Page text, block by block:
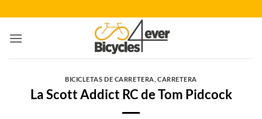
al
contenido
BICICLETAS DE CARRETERA CARRETERA
La Scott Addict RC de Tom Pidcock